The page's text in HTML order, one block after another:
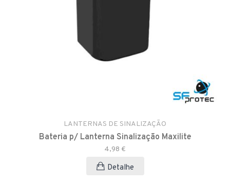
LANTERNAS DE SINALIZAÇÃO
Bateria p/ Lanterna Sinalização Maxilite
4,98 €
Detalhe